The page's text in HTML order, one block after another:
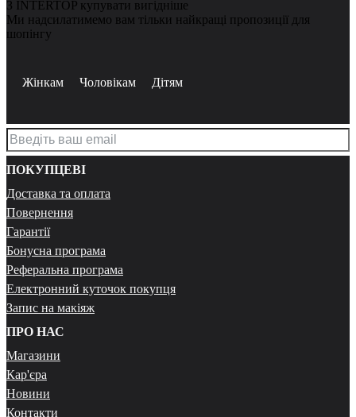
З INTERTOP купувати вигідніше
Ми надсилатимемо вам тільки найкращі пропозиції для
шопінгу
Жінкам Чоловікам Дітям
ПОКУПЦЕВІ
Доставка та оплата
Повернення
Гарантії
Бонусна програма
Реферальна програма
Електронний куточок покупця
Запис на макіяж
ПРО НАС
Магазини
Кар'єра
Новини
Контакти